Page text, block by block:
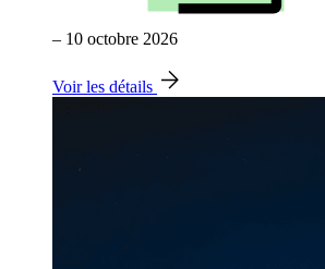
– 10 octobre 2026
Voir les détails